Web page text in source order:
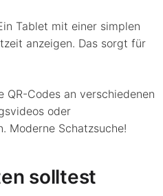
Tablet mit einer simplen
anzeigen. Das sorgt für
QR-Codes an verschiedenen
oder
Moderne Schatzsuche!
solltest